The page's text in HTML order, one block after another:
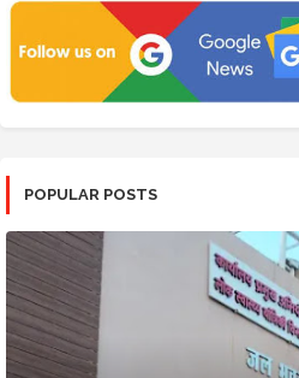
POPULAR POSTS